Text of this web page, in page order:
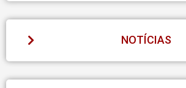
NOTÍCIAS